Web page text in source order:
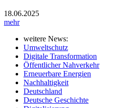
18.06.2025
mehr
weitere News:
Umweltschutz
Digitale Transformation
Öffentlicher Nahverkehr
Erneuerbare Energien
Nachhaltigkeit
Deutschland
Deutsche Geschichte